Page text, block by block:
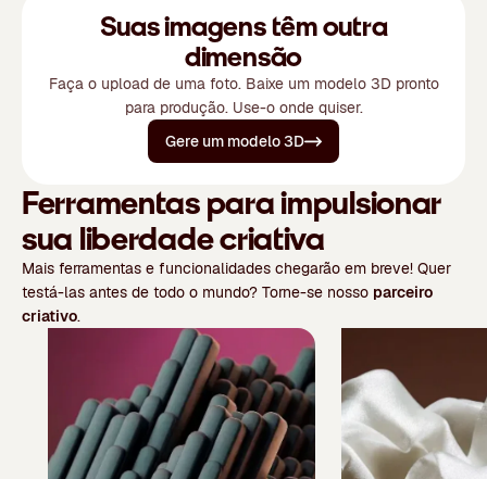
Suas imagens têm outra
dimensão
Faça o upload de uma foto. Baixe um modelo 3D pronto
para produção. Use-o onde quiser.
Gere um modelo 3D
Ferramentas para impulsionar
sua liberdade criativa
Mais ferramentas e funcionalidades chegarão em breve! Quer
testá-las antes de todo o mundo? Torne-se nosso parceiro
criativo.